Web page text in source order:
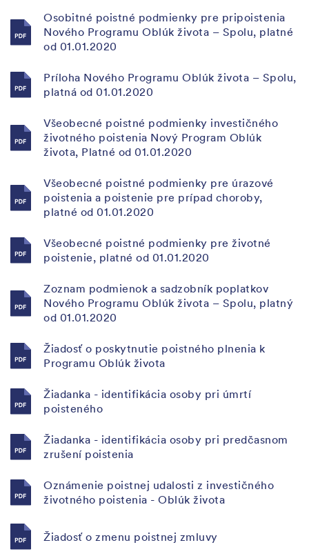
Osobitné poistné podmienky pre pripoistenia
Nového Programu Oblúk života – Spolu, platné
od 01.01.2020
Príloha Nového Programu Oblúk života – Spolu,
platná od 01.01.2020
Všeobecné poistné podmienky investičného
životného poistenia Nový Program Oblúk
života, Platné od 01.01.2020
Všeobecné poistné podmienky pre úrazové
poistenia a poistenie pre prípad choroby,
platné od 01.01.2020
Všeobecné poistné podmienky pre životné
poistenie, platné od 01.01.2020
Zoznam podmienok a sadzobník poplatkov
Nového Programu Oblúk života – Spolu, platný
od 01.01.2020
Žiadosť o poskytnutie poistného plnenia k
Programu Oblúk života
Žiadanka - identifikácia osoby pri úmrtí
poisteného
Žiadanka - identifikácia osoby pri predčasnom
zrušení poistenia
Oznámenie poistnej udalosti z investičného
životného poistenia - Oblúk života
Žiadosť o zmenu poistnej zmluvy